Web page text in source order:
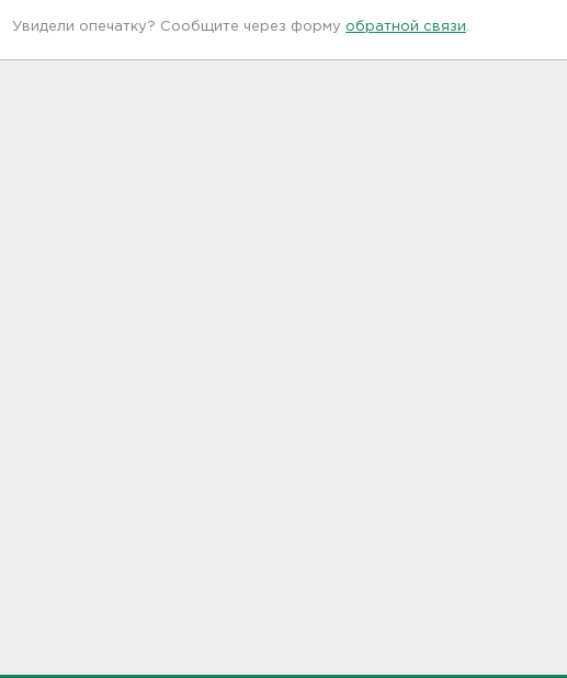
Увидели опечатку? Сообщите через форму обратной связи